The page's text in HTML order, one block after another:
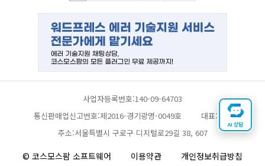
사업자등록번호:140-09-64703
통신판매업신고번호:제2016-경기광명-0049호
대표:채찬
주소:서울특별시 구로구 디지털로29길 38, 607
© 코스모스팜 소프트웨어 이용약관 개인정보취급방침
AI 상담